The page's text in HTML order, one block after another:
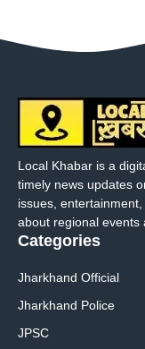
Local Khabar is a
timely news updates
issues,
about regional events
Categories
Jharkhand Official
Jharkhand Police
JPSC